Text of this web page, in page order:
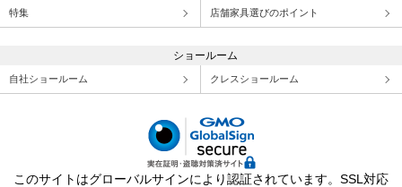
特集 店舗家具選びのポイント
ショールーム
自社ショールーム クレスショールーム
このサイトはグローバルサインにより認証されています。SSL対応